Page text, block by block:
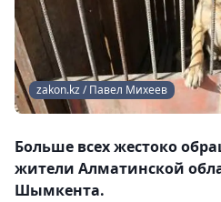
zakon.kz / Павел Михеев
Больше всех жестоко
жители Алматинской
Шымкента.